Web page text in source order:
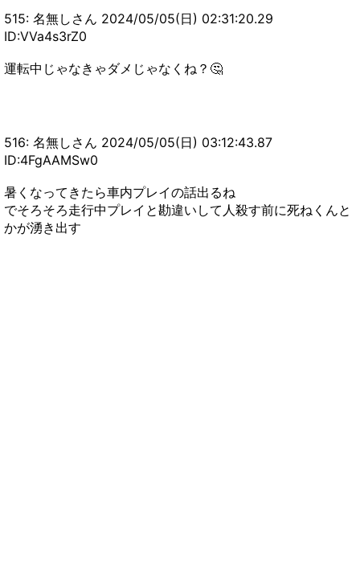
515: 名無しさん 2024/05/05(日) 02:31:20.29
ID:VVa4s3rZ0
運転中じゃなきゃダメじゃなくね？🤔
516: 名無しさん 2024/05/05(日) 03:12:43.87
ID:4FgAAMSw0
暑くなってきたら車内プレイの話出るね
でそろそろ走行中プレイと勘違いして人殺す前に死ねくんと
かが湧き出す